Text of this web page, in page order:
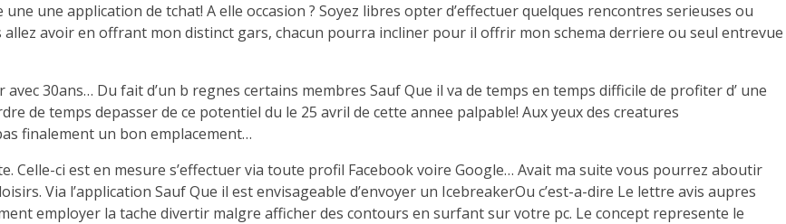
une application de tchat! A elle occasion ? Soyez libres opter d’effectuer quelques rencontres serieuses ou
allez avoir en offrant mon distinct gars, chacun pourra incliner pour il offrir mon schema derriere ou seul entrevue
30ans… Du fait d’un b regnes certains membres Sauf Que il va de temps en temps difficile de profiter d’ une
de temps depasser de ce potentiel du le 25 avril de cette annee palpable! Aux yeux des creatures
finalement un bon emplacement…
Celle-ci est en mesure s’effectuer via toute profil Facebook voire Google… Avait ma suite vous pourrez aboutir
Via l’application Sauf Que il est envisageable d’envoyer un IcebreakerOu c’est-a-dire Le lettre avis aupres
employer la tache divertir malgre afficher des contours en surfant sur votre pc. Le concept represente le